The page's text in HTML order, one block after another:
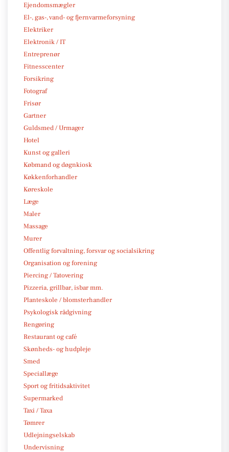
Ejendomsmægler
El-, gas-, vand- og fjernvarmeforsyning
Elektriker
Elektronik / IT
Entreprenør
Fitnesscenter
Forsikring
Fotograf
Frisør
Gartner
Guldsmed / Urmager
Hotel
Kunst og galleri
Købmand og døgnkiosk
Køkkenforhandler
Køreskole
Læge
Maler
Massage
Murer
Offentlig forvaltning, forsvar og socialsikring
Organisation og forening
Piercing / Tatovering
Pizzeria, grillbar, isbar mm.
Planteskole / blomsterhandler
Psykologisk rådgivning
Rengøring
Restaurant og café
Skønheds- og hudpleje
Smed
Speciallæge
Sport og fritidsaktivitet
Supermarked
Taxi / Taxa
Tømrer
Udlejningselskab
Undervisning